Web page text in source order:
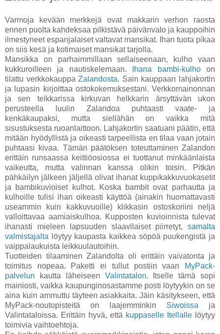
Varmoja kevään merkkejä ovat makkarin verhon raosta
ennen puolta kahdeksaa pilkistävä päivänvalo ja kauppoihin
ilmestyneet espanjalaiset valtavat mansikat. Ihan tuota pikaa
on siis kesä ja kotimaiset mansikat tarjolla.
Mansikka on parhaimmillaan sellaiseenaan, kulho vaan
kukkuroilleen ja nautiskelemaan.
Ihana bambi-kulhoon
tilattu verkkokauppaZalandosta. Sain kauppaan lahjakortin
ja lupasin kirjoittaa ostokokemuksestani. Verkkomainonnan
ja sen telkkarissa kirkuvan helkkarin ärsyttävän ukon
perusteella luulin Zalandoa puhtaasti vaate- ja
kenkäkaupaksi, mutta siellähän on vaikka mitä
sisustuksesta ruoanlaittoon. Lahjakortin saatuani päätin, että
mitään hyödyllistä ja oikeasti tarpeellista en tilaa vaan jotain
puhtaasi kivaa. Tämän päätöksen toteuttaminen Zalandon
erittäin runsaassa keittiöosiossa ei tuottanut minkäänlaista
vaikeutta, mutta valinnan kanssa olikin toisin. Pitkän
pähkäilyn jälkeen jäljellä olivat ihanat kuppikakkuvuokasetit
ja bambikuvioiset kulhot. Koska bambit ovat parhautta ja
kulhoille tulisi ihan oikeasti käyttöä (ainakin huomattavasti
useammin kuin kakkuvuoille) klikkasin ostoskoriini neljä
valloittavaa aamiaiskulhoa. Kupposten kuvioinnista tulevat
ihanasti mieleen lapsuuden slaavilaiset piirretyt, samalta
valmistajalta löytyy kaupasta kaikkea söpöä puukengistä ja
vaippalaukuista leikkuulautoihin.
Tuotteiden tilaaminen Zalandolta oli erittäin vaivatonta ja
toimitus nopeaa. Paketti ei tullut postiin vaan
MyPack-
palvelun kautta läheiseen Valintatalon. Itselle tämä sopi
mainiosti, vaikka kaupunginosastamme posti löytyykin on se
aina kuin ammuttu täyteen asiakkaita. Jäin käsitykseen, että
MyPack-noutopisteitä on laajemminkin Siwoissa ja
Valintataloissa. Erittäin hyvä, että kuppaselle Itellalle löytyy
toimivia vaihtoehtoja.